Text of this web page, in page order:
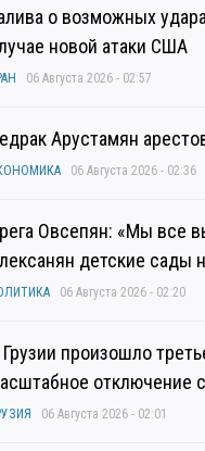
о возможных
новой атаки США
06 Августа 2026 - 02:57
Арустамян
06 Августа 2026 - 02:36
Овсепян: «Мы все
детские сады
06 Августа 2026 - 02:20
произошло
отключение
06 Августа 2026 - 02:01